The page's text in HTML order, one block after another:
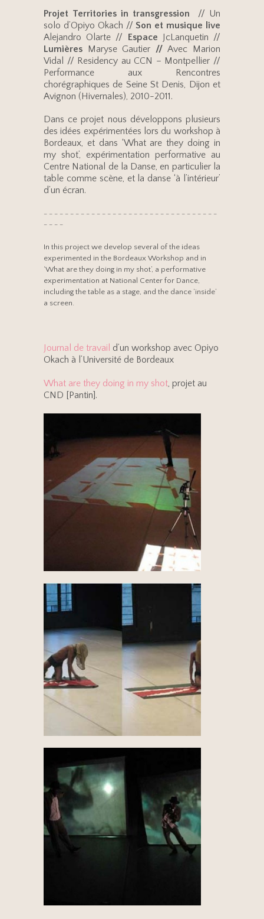
Projet Territories in transgression
// Un
solo d’Opiyo Okach // Son et musique live
Alejandro Olarte // Espace JcLanquetin //
Lumières Maryse Gautier //Avec Marion
Vidal // Residency au CCN – Montpellier //
Performance aux Rencontres
chorégraphiques de Seine St Denis, Dijon et
Avignon (Hivernales), 2010-2011.
Dans ce projet nous développons plusieurs
des idées expérimentées lors du workshop à
Bordeaux, et dans ‘What are they doing in
my shot’, expérimentation performative au
Centre National de la Danse, en particulier la
table comme scène, et la danse ‘à l’intérieur’
d’un écran.
– – – – – – – – – – – – – – – – – – – – – – – – – – – – – – – – –
– – – –
In this project we develop several of the ideas
experimented in the Bordeaux Workshop and in
‘What are they doing in my shot’, a performative
experimentation at National Center for Dance,
including the table as a stage, and the dance ‘inside’
a screen.
Journal de travail d’un workshop avec Opiyo
Okach à l’Université de Bordeaux
What are they doing in my shot, projet au
CND [Pantin].